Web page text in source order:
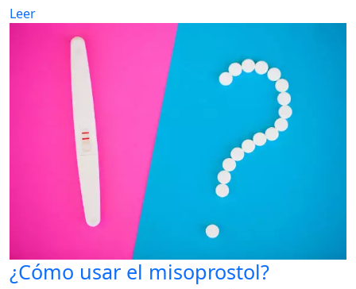
Leer
¿Cómo usar el misoprostol?